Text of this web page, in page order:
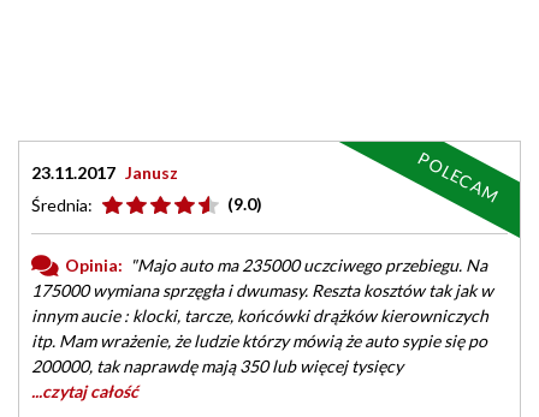
23.11.2017 Janusz
Średnia:
(9.0)
Opinia: "Majo auto ma 235000 uczciwego przebiegu. Na
175000 wymiana sprzęgła i dwumasy. Reszta kosztów tak jak w
innym aucie : klocki, tarcze, końcówki drążków kierowniczych
itp. Mam wrażenie, że ludzie którzy mówią że auto sypie się po
200000, tak naprawdę mają 350 lub więcej tysięcy
...czytaj całość
POLECAM